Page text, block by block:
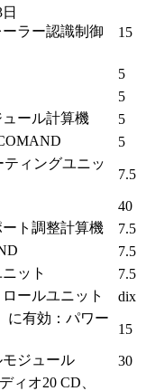
ーラー認識制御
15
5
5
ール計算機
5
5
ィングユニッ
7.5
40
ト調整計算機
7.5
7.5
ット
7.5
ールユニット dix
に有効：パワー
15
ジュール 30
ィオ20 CD、